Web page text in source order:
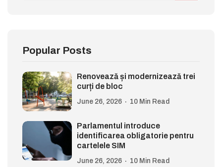
Popular Posts
Renovează și modernizează trei
curți de bloc
June 26, 2026 10 Min Read
Parlamentul introduce
identificarea obligatorie pentru
cartelele SIM
June 26, 2026 10 Min Read